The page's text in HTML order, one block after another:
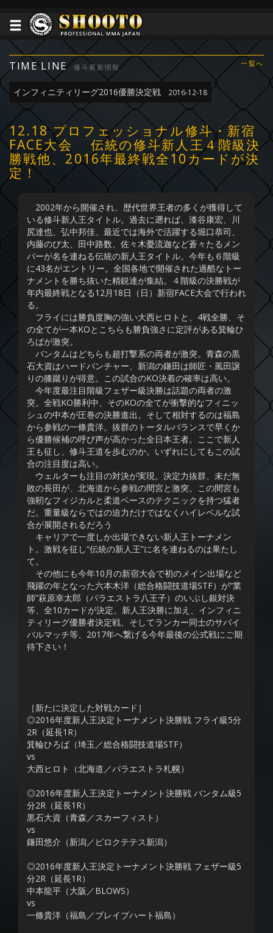
TIME LINE 修斗最新情報 一覧へ
インフィニティリーグ2016優勝決定戦 2016-12-18
12.18 プロフェッショナル修斗・新宿
FACE大会 伝統の修斗新人王４階級決
勝戦他、2016年最終戦全10カードが決
定！
2002年から開催され、歴代世界王者の多くが獲得して
いる修斗新人王タイトル。過去に遡れば、漆谷康宏、川
尻達也、弘中邦佳、最近では海外で活躍する堀口恭司、
内藤のび太、田中路数、佐々木憂流迦など蒼々たるメン
バーが名を連ねる伝統の新人王タイトル。今年も６階級
に43名がエントリー。全国各地で開催された過酷なトー
ナメントを勝ち抜いた精鋭達が集結。４階級の決勝戦が
年内最終戦となる12月18日（日）新宿FACE大会で行われ
る。
フライには勝負度胸の強い大西ヒロトと、4戦全勝、そ
の全てが一本KOとこちらも勝負強さに定評がある箕輪ひ
ろばが激突。
バンタムはどちらも超打撃系の両者が激突。青森の黒
石大資はハードパンチャー、新潟の鎌田は師匠・風田譲
りの膝蹴りが得意。この試合のKO決着の確率は高い。
今年度最注目階級フェザー級決勝は話題の両者の激
突。全戦KO勝利中、そのKOの全てが衝撃的なフィニッ
シュの中本が圧巻の決勝進出。そして相対するのは福島
から参戦の一條貴洋。抜群のトータルバランスで早くか
ら優勝候補の呼び声が高かった全日本王者。ここで新人
王も征し、修斗王道を歩むのか。いずれにしてもこの試
合の注目度は高い。
ウェルターも注目の対決が実現。決定力抜群、未だ無
敗の長田が、北海道から参戦の間宮と激突。この間宮も
強靭なフィジカルと柔道ベースのテクニックを持つ猛者
だ。重量級ならではの迫力だけではなくハイレベルな試
合が展開されるだろう
キャリアで一度しか出場できない新人王トーナメン
ト。激戦を征し“伝統の新人王”に名を連ねるのは果たし
て。
その他にも今年10月の新宿大会で初のメイン出場など
飛躍の年となった六本木洋（総合格闘技道場STF）が“業
師”萩原幸太郎（パラエストラ八王子）のいぶし銀対決
等、全10カードが決定。新人王決勝に加え、インフィニ
ティリーグ優勝者決定戦、そしてランカー同士のサバイ
バルマッチ等、2017年へ繋げる今年最後の公式戦にご期
待下さい！
［新たに決定した対戦カード］
◎2016年度新人王決定トーナメント決勝戦 フライ級5分
2R（延長1R）
箕輪ひろば（埼玉／総合格闘技道場STF）
vs
大西ヒロト（北海道／パラエストラ札幌）
◎2016年度新人王決定トーナメント決勝戦 バンタム級5
分2R（延長1R）
黒石大資（青森／スカーフィスト）
vs
鎌田悠介（新潟／ピロクテテス新潟）
◎2016年度新人王決定トーナメント決勝戦 フェザー級5
分2R（延長1R）
中本龍平（大阪／BLOWS）
vs
一條貴洋（福島／ブレイブハート福島）